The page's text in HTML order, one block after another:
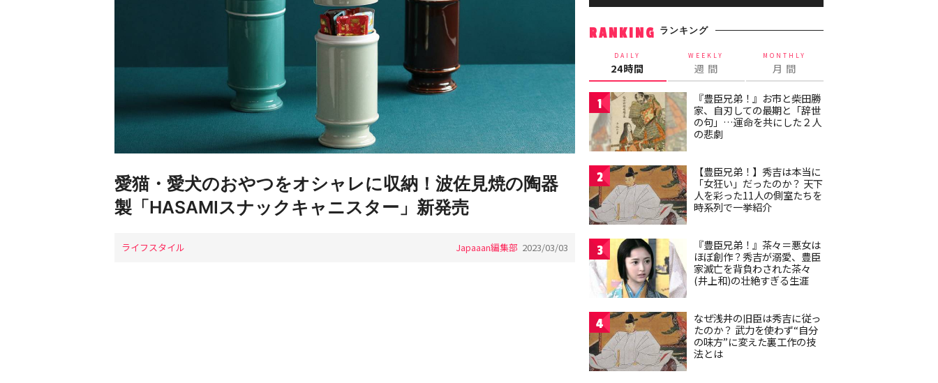
愛猫・愛犬のおやつをオシャレに収納！波佐見焼の陶器
製「HASAMIスナックキャニスター」新発売
ライフスタイル Japaaan編集部 2023/03/03
RANKING ランキング
DAILY
24時間
WEEKLY
週 間
MONTHLY
月 間
1
『豊臣兄弟！』お市と柴田勝
家、自刃しての最期と「辞世
の句」…運命を共にした２人
の悲劇
2
【豊臣兄弟！】秀吉は本当に
「女狂い」だったのか？ 天下
人を彩った11人の側室たちを
時系列で一挙紹介
3
『豊臣兄弟！』茶々＝悪女は
ほぼ創作？秀吉が溺愛、豊臣
家滅亡を背負わされた茶々
(井上和)の壮絶すぎる生涯
4
なぜ浅井の旧臣は秀吉に従っ
たのか？ 武力を使わず“自分
の味方”に変えた裏工作の技
法とは